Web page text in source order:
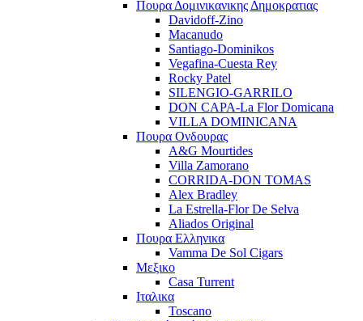
Πουρα Δομινικανικης Δημοκρατιας
Davidoff-Zino
Macanudo
Santiago-Dominikos
Vegafina-Cuesta Rey
Rocky Patel
SILENGIO-GARRILO
DON CAPA-La Flor Domicana
VILLA DOMINICANA
Πουρα Ονδουρας
A&G Mourtides
Villa Zamorano
CORRIDA-DON TOMAS
Alex Bradley
La Estrella-Flor De Selva
Aliados Original
Πουρα Ελληνικα
Vamma De Sol Cigars
Μεξικο
Casa Turrent
Ιταλικα
Toscano